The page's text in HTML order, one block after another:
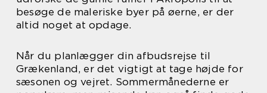
besøge de maleriske byer på øerne, er der
altid noget at opdage.
Når du planlægger din afbudsrejse til
Grækenland, er det vigtigt at tage højde for
sæsonen og vejret. Sommermånederne er